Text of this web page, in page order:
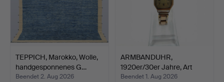
TEPPICH, Marokko, Wolle,
handgesponnenes G…
Beendet 2. Aug 2026
ARMBANDUHR,
1920er/30er Jahre, Art
déco, H…
Beendet 1. Aug 2026